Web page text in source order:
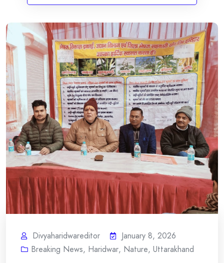
Divyaharidwareditor
January 8, 2026
Breaking News, Haridwar, Nature, Uttarakhand